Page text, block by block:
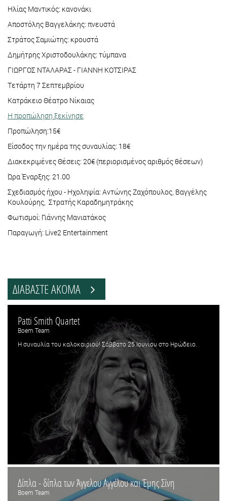
Ηλίας Μαντικός: κανονάκι
Αποστόλης Βαγγελάκης: πνευστά
Στράτος Σαμιώτης: κρουστά
Δημήτρης Χριστοδουλάκης: τύμπανα
ΓΙΩΡΓΟΣ ΝΤΑΛΑΡΑΣ - ΓΙΑΝΝΗ ΚΟΤΣΙΡΑΣ
Tετάρτη 7 Σεπτεμβρίου
Κατράκειο Θέατρο Νίκαιας
Η προπώληση ξεκίνησε
Προπώληση:15€
Είσοδος την ημέρα της συναυλίας: 18€
Διακεκριμένες Θέσεις: 20€ (περιορισμένος αριθμός θέσεων)
Ώρα Έναρξης: 21.00
Σχεδιασμός ήχου - Hχοληψία: Αντώνης Ζαχόπουλος, Βαγγέλης
Κουλούρης, Στρατής Καραδημητράκης
Φωτισμοί: Γιάννης Μανιατάκος
Παραγωγή: Live2 Entertainment
ΔΙΑΒΑΣΤΕ ΑΚΟΜΑ
Patti Smith Quartet
Boem Team
H συναυλία του καλοκαιριού! Σάββατο 25 Ιουνίου στο Ηρώδειο.
Δίπλα - δίπλα των Άγγελου Αγγέλου και Έμης Σίνη
Boem Team